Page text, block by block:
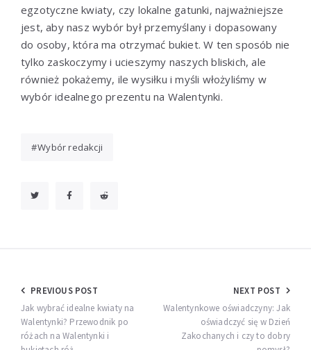
egzotyczne kwiaty, czy lokalne gatunki, najważniejsze
jest, aby nasz wybór był przemyślany i dopasowany
do osoby, która ma otrzymać bukiet. W ten sposób nie
tylko zaskoczymy i ucieszymy naszych bliskich, ale
również pokażemy, ile wysiłku i myśli włożyliśmy w
wybór idealnego prezentu na Walentynki.
Wybór redakcji
Nawigacja
wpisu
PREVIOUS POST
Jak wybrać idealne kwiaty na
Walentynki? Przewodnik po
różach na Walentynki i
NEXT POST
Walentynkowe oświadczyny: Jak
oświadczyć się w Dzień
Zakochanych i czy to dobry